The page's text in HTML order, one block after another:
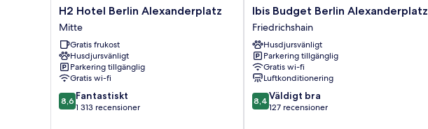
H2
Hotel
Berlin
Alexanderplatz
Mitte
H2 Hotel Berlin Alexanderplatz
Mitte
Gratis frukost
Husdjursvänligt
Parkering tillgänglig
Gratis wi-fi
8.6
av
8,6 Fantastiskt
1 313 recensioner
Ibis
Budget
Berlin
Alexanderplatz
Friedrichshain
Ibis Budget Berlin Alexanderplatz
Friedrichshain
Husdjursvänligt
Parkering tillgänglig
Gratis wi-fi
Luftkonditionering
8.4
av
8,4 Väldigt bra
127 recensioner